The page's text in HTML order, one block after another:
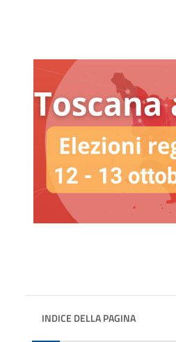
INDICE DELLA PAGINA